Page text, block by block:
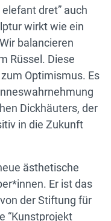
dret” auch
wirkt wie ein
balancieren
Rüssel. Diese
Optimismus. Es
Dickhäuters, der
in die Zukunft
ästhetische
Er ist das
der Stiftung für
“Kunstprojekt